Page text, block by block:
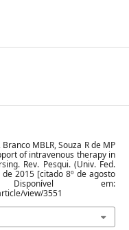
MBLR, Souza R de MP
of intravenous therapy in
Rev. Pesqui. (Univ. Fed.
2015 [citado 8º de agosto
Disponível em:
view/3551